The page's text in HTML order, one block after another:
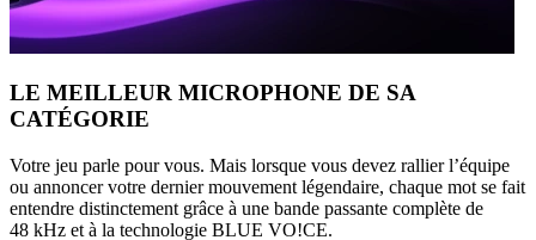
LE MEILLEUR MICROPHONE DE SA
CATÉGORIE
Votre jeu parle pour vous. Mais lorsque vous devez rallier l’équipe
ou annoncer votre dernier mouvement légendaire, chaque mot se fait
entendre distinctement grâce à une bande passante complète de
48 kHz et à la technologie BLUE VO!CE.